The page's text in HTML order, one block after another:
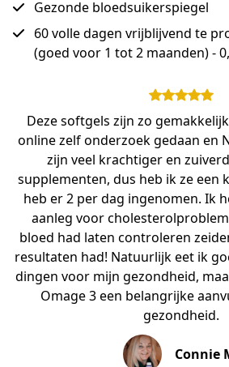
Gezonde bloedsuikerspiegel
60 volle dagen vrijblijvend te
(goed voor 1 tot 2 maanden) -
Deze softgels zijn zo
online zelf onderzoek gedaan en
zijn veel krachtiger en
supplementen, dus heb ik ze een
heb er 2 per dag ingenomen. Ik
aanleg voor
bloed had laten controleren
resultaten had! Natuurlijk eet ik
dingen voor mijn gezondheid,
Omage 3 een belangrijke
gezondheid.
Connie